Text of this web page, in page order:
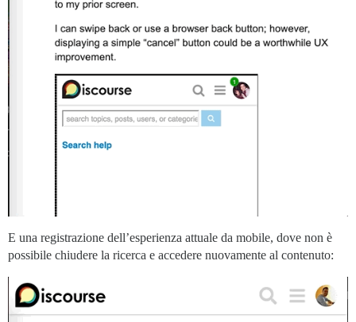
E una registrazione dell’esperienza attuale da mobile, dove non è
possibile chiudere la ricerca e accedere nuovamente al contenuto: